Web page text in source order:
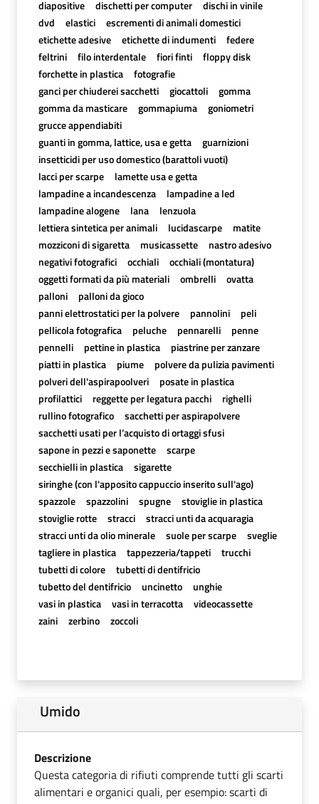
diapositive dischetti per computer
dischi in vinile
dvd
elastici
escrementi di animali domestici
etichette adesive
etichette di indumenti
federe
feltrini
filo interdentale fiori finti
floppy disk
forchette in plastica
fotografie
ganci per chiuderei sacchetti
giocattoli
gomma
gomma da masticare
gommapiuma
goniometri
grucce appendiabiti
guanti in gomma, lattice, usa e getta
guarnizioni
insetticidi per uso domestico (barattoli vuoti)
lacci per scarpe
lamette usa e getta
lampadine a incandescenza
lampadine a led
lampadine alogene
lana
lenzuola
lettiera sintetica per animali
lucidascarpe
matite
mozziconi di sigaretta
musicassette
nastro adesivo
negativi fotografici
occhiali
occhiali (montatura)
oggetti formati da più materiali
ombrelli
ovatta
palloni
palloni da gioco
panni elettrostatici per la polvere
pannolini
peli
pellicola fotografica
peluche pennarelli
penne
pennelli
pettine in plastica
piastrine per zanzare
piatti in plastica
piume
polvere da pulizia pavimenti
polveri dell'aspirapoolveri
posate in plastica
profilattici
reggette per legatura pacchi
righelli
rullino fotografico
sacchetti per aspirapolvere
sacchetti usati per l’acquisto di ortaggi sfusi
sapone in pezzi e saponette
scarpe
secchielli in plastica
sigarette
siringhe (con l'apposito cappuccio inserito sull'ago)
spazzole
spazzolini spugne
stoviglie in plastica
stoviglie rotte
stracci
stracci unti da acquaragia
stracci unti da olio minerale
suole per scarpe
sveglie
tagliere in plastica
tappezzeria/tappeti
trucchi
tubetti di colore
tubetti di dentifricio
tubetto del dentifricio
uncinetto
unghie
vasi in plastica
vasi in terracotta
videocassette
zaini
zerbino zoccoli
Umido
Descrizione
Questa categoria di rifiuti comprende tutti gli scarti
alimentari e organici quali, per esempio: scarti di